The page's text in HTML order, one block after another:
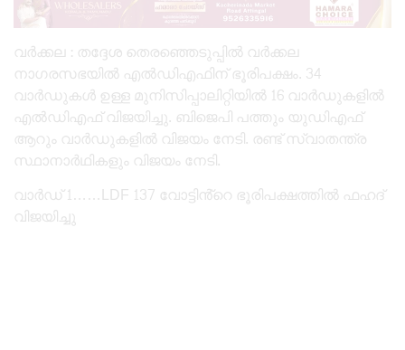
വർക്കല : തദ്ദേശ തെരഞ്ഞെടുപ്പിൽ വർക്കല
നാഗരസഭയിൽ എൽഡിഎഫിന് ഭൂരിപക്ഷം. 34
വാർഡുകൾ ഉള്ള മുനിസിപ്പാലിറ്റിയിൽ 16 വാർഡുകളിൽ
എൽഡിഎഫ് വിജയിച്ചു. ബിജെപി പത്തും യുഡിഎഫ്
ആറും വാർഡുകളിൽ വിജയം നേടി. രണ്ട് സ്വാതന്ത്ര
സ്ഥാനാർഥികളും വിജയം നേടി.
വാർഡ് 1……LDF 137 വോട്ടിൻ്റെ ഭൂരിപക്ഷത്തിൽ ഫഹദ്
വിജയിച്ചു